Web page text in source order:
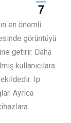
7
en önemli
görüntüyü
getirir. Daha
kullanıcılara
Ip
Ayrıca